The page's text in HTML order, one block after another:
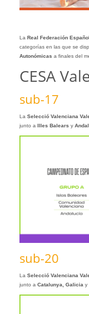
La Real Federación
categorías en las que se
Autonómicas a finales del
CESA
sub-17
La Selecció Valenciana
junto a Illes Balears y
sub-20
La Selecció Valenciana
junto a Catalunya, Galicia y